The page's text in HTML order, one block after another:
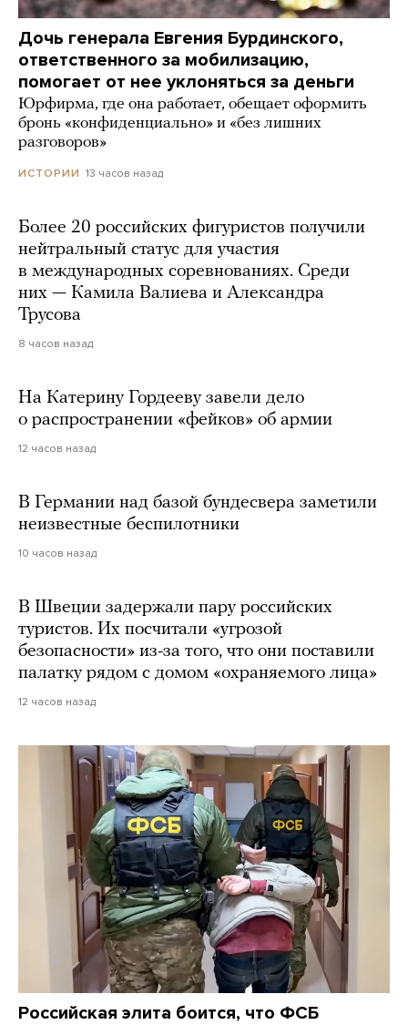
Дочь генерала Евгения Бурдинского,
ответственного за мобилизацию,
помогает от нее уклоняться за деньги
Юрфирма, где она работает, обещает оформить
бронь «конфиденциально» и «без лишних
разговоров»
ИСТОРИИ 13 часов назад
Более 20 российских фигуристов получили
нейтральный статус для участия
в международных соревнованиях. Среди
них — Камила Валиева и Александра
Трусова
8 часов назад
На Катерину Гордееву завели дело
о распространении «фейков» об армии
12 часов назад
В Германии над базой бундесвера заметили
неизвестные беспилотники
10 часов назад
В Швеции задержали пару российских
туристов. Их посчитали «угрозой
безопасности» из-за того, что они поставили
палатку рядом с домом «охраняемого лица»
12 часов назад
Российская элита боится, что ФСБ